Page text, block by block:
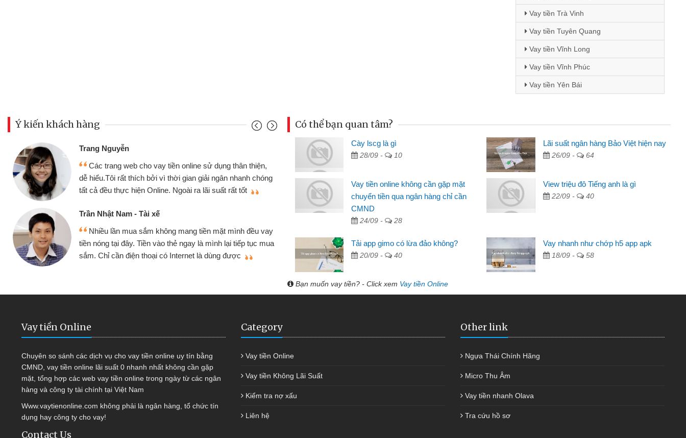
Vay tiền Trà Vinh
Vay tiền Tuyên Quang
Vay tiền Vĩnh Long
Vay tiền Vĩnh Phúc
Vay tiền Yên Bái
Ý kiến khách hàng
tiền online sử dụng thân thiện,
thời gian giải ngân nhanh chóng
Ngoài ra lãi suất rất tốt
mang tiền mặt mình đều vay
thẻ ngay là mình lại tiếp tục mua
có Internet là dùng được
Mình cần tiền gấp nên định cầm cố chiếc xe wave
nhưng thật may đã có gói vay tiền bằng CMND online
không cần gặp mặt nên rất tiện lợi, sẽ giới thiệu cho bạn
Tôi kinh doanh buôn bán nhỏ lẻ nhiều lúc cần vốn nhập
hàng, nhờ biết đến website qua bạn bè giới thiệu tôi đã giải
quyết được công việc của mình nhanh chóng
Mai Lan - Sinh viên
Tôi biết đến thông qua quảng cáo trên facebook. Tôi là
sinh viên nên cần đóng tiền nhà, sinh nhật bạn bè, mà đọc
thấy thủ tục nhanh gọn nên tôi quyết định vay
Lâm Minh Chánh
cần có 2 triệu để giải quyết việc riêng, trong 1-2 ngày tôi trả
được thôi. Cảm ơn đã giúp tôi kịp thời và nhanh chóng
Có thể bạn quan tâm?
Cày lscg là gì
28/09 - 10
Lãi suất ngân hàng Bảo Việt hiện nay
26/09 - 64
Vay tiền online không cần gặp mặt
chuyển tiền qua ngân hàng chỉ cần
CMND
24/09 - 28
View triệu đô Tiếng anh là gì
22/09 - 40
Tải app gimo có lừa đảo không?
20/09 - 40
Vay nhanh như chớp h5 app apk
18/09 - 58
Bạn muốn vay tiền? - Click xem Vay tiền Online
Vay tiền Online
Chuyên so sánh các dịch vụ cho vay tiền online uy tín bằng
CMND, vay tiền online lãi suất 0 nhanh nhất không cần gặp
mặt, tổng hợp các web vay tiền online trong ngày từ các ngân
hàng và công ty tài chính tại Việt Nam
Www.vaytienonline.com không phải là ngân hàng, tổ chức tín
dụng hay công ty cho vay!
Contact Us
Category
Vay tiền Online
Vay tiền Không Lãi Suất
Kiểm tra nợ xấu
Liên hệ
Other link
Ngựa Thái Chính Hãng
Micro Thu Âm
Vay tiền nhanh Olava
Tra cứu hồ sơ